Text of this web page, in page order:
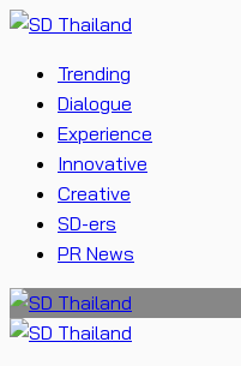
Trending
Dialogue
Experience
Innovative
Creative
SD-ers
PR News